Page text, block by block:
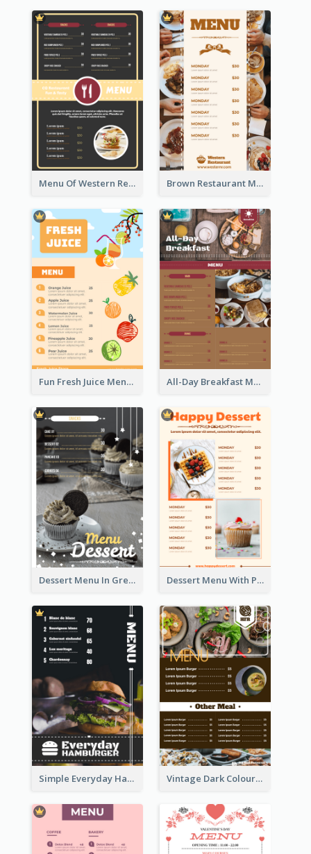
Menu Of Western Restaurant In Simple Layout Brown Restaurant Menu With Clear Information
Fun Fresh Juice Menu With Graphics Of Fruit All-Day Breakfast Menu In Brown And Red
Dessert Menu In Grey Colour Tone Dessert Menu With Photos Of Cakes
Simple Everyday Hamburger Menu In Black Vintage Dark Colour Tone Menu Of Western Restaurant